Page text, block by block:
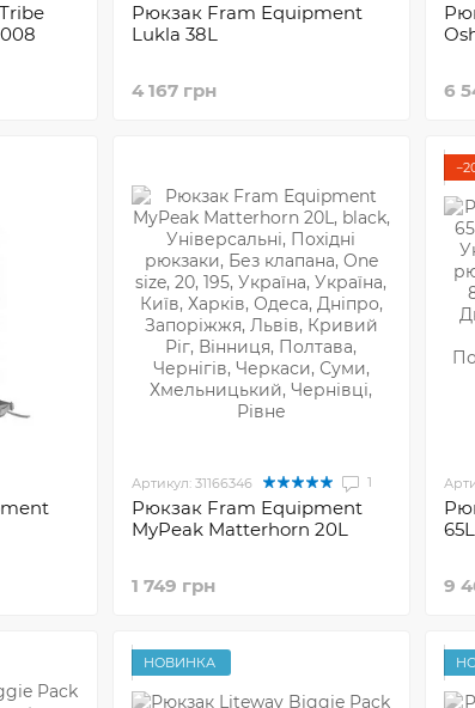
Рюкзак Fram Equipment
Lukla 38L
4 167 грн 6
Артикул: 31166346 1
Рюкзак Fram Equipment
MyPeak Matterhorn 20L
1 749 грн 9
НОВИНКА